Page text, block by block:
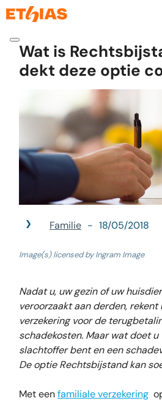
Wat is
dekt deze optie
Familie 18/05/2018
Image(s) licensed by Ingram Image
Nadat u, uw gezin of uw
veroorzaakt aan derden,
verzekering voor de
schadekosten. Maar wat doet
slachtoffer bent en een
De optie Rechtsbijstand kan
Met eenfamiliale verzekering